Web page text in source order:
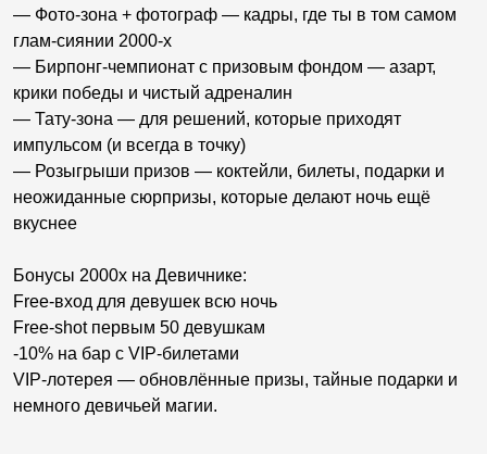
— Фото-зона + фотограф — кадры, где ты в том самом
глам-сиянии 2000-х
— Бирпонг-чемпионат с призовым фондом — азарт,
крики победы и чистый адреналин
— Тату-зона — для решений, которые приходят
импульсом (и всегда в точку)
— Розыгрыши призов — коктейли, билеты, подарки и
неожиданные сюрпризы, которые делают ночь ещё
вкуснее
Бонусы 2000х на Девичнике:
Free-вход для девушек всю ночь
Free-shot первым 50 девушкам
-10% на бар с VIP-билетами
VIP-лотерея — обновлённые призы, тайные подарки и
немного девичьей магии.